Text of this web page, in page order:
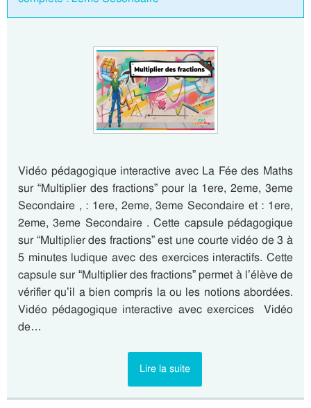
Vidéo pédagogique interactive avec La Fée des Maths
sur “Multiplier des fractions” pour la 1ere, 2eme, 3eme
Secondaire , : 1ere, 2eme, 3eme Secondaire et : 1ere,
2eme, 3eme Secondaire . Cette capsule pédagogique
sur “Multiplier des fractions” est une courte vidéo de 3 à
5 minutes ludique avec des exercices interactifs. Cette
capsule sur “Multiplier des fractions” permet à l’élève de
vérifier qu’il a bien compris la ou les notions abordées.
Vidéo pédagogique interactive avec exercices Vidéo
de…
Lire la suite